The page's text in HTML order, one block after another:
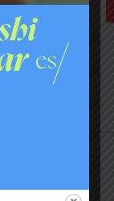
negocios
viales y